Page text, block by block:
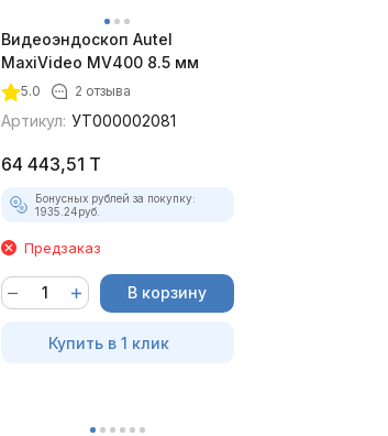
Видеоэндоскоп Autel
MaxiVideo MV400 8.5 мм
5.0 2 отзыва
Артикул: УТ000002081
64 443,51 T
Бонусных рублей за покупку:
1935.24руб.
Предзаказ
В корзину
Купить в 1 клик